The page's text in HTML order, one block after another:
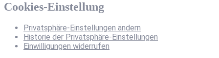
Cookies-Einstellung
Privatsphäre-Einstellungen ändern
Historie der Privatsphäre-Einstellungen
Einwilligungen widerrufen